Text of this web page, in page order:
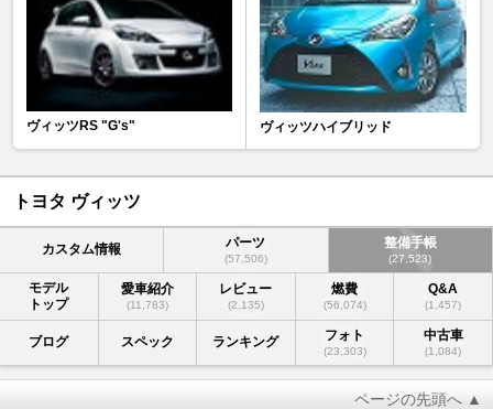
ヴィッツRS "G's" ヴィッツハイブリッド
トヨタ ヴィッツ
カスタム情報 パーツ
(57,506)
整備手帳
(27,523)
モデル
トップ
愛車紹介
(11,783)
レビュー
(2,135)
燃費
(56,074)
Q&A
(1,457)
ブログ スペック ランキング フォト
(23,303)
中古車
(1,084)
ページの先頭へ ▲